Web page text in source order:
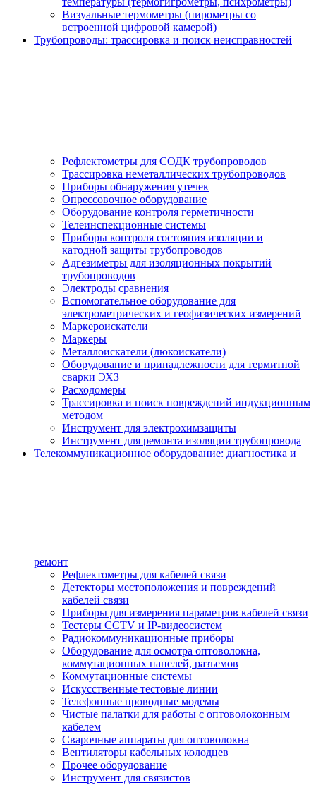
Визуальные термометры (пирометры со
встроенной цифровой камерой)
Трубопроводы: трассировка и поиск неисправностей
Рефлектометры для СОДК трубопроводов
Трассировка неметаллических трубопроводов
Приборы обнаружения утечек
Опрессовочное оборудование
Оборудование контроля герметичности
Телеинспекционные системы
Приборы контроля состояния изоляции и
катодной защиты трубопроводов
Адгезиметры для изоляционных покрытий
трубопроводов
Электроды сравнения
Вспомогательное оборудование для
электрометрических и геофизических измерений
Маркероискатели
Маркеры
Металлоискатели (люкоискатели)
Оборудование и принадлежности для термитной
сварки ЭХЗ
Расходомеры
Трассировка и поиск повреждений индукционным
методом
Инструмент для электрохимзащиты
Инструмент для ремонта изоляции трубопровода
Телекоммуникационное оборудование: диагностика и
ремонт
Рефлектометры для кабелей связи
Детекторы местоположения и повреждений
кабелей связи
Приборы для измерения параметров кабелей связи
Тестеры CCTV и IP-видеосистем
Радиокоммуникационные приборы
Оборудование для осмотра оптоволокна,
коммутационных панелей, разъемов
Коммутационные системы
Искусственные тестовые линии
Телефонные проводные модемы
Чистые палатки для работы с оптоволоконным
кабелем
Сварочные аппараты для оптоволокна
Вентиляторы кабельных колодцев
Прочее оборудование
Инструмент для связистов